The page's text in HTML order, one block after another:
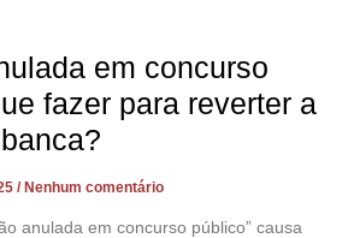
em concurso
fazer para reverter a
Nenhum comentário
anulada em concurso público” causa